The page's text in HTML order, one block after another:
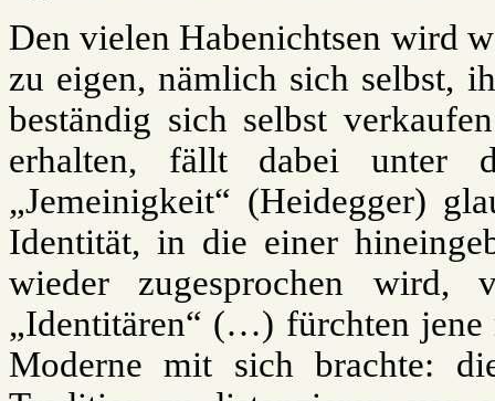
Den vielen Habenichtsen wird
zu eigen, nämlich sich selbst,
beständig sich selbst
erhalten, fällt dabei unter
„Jemeinigkeit“ (Heidegger)
Identität, in die einer
wieder zugesprochen wird,
„Identitären“ (…) fürchten
Moderne mit sich brachte: